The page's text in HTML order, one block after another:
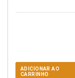
ADICIONAR AO
CARRINHO